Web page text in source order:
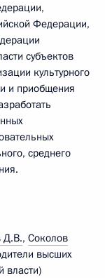
Федерации,
субъектов
культурного
и приобщения
среднего
Д.В., Соколов
высших
власти)